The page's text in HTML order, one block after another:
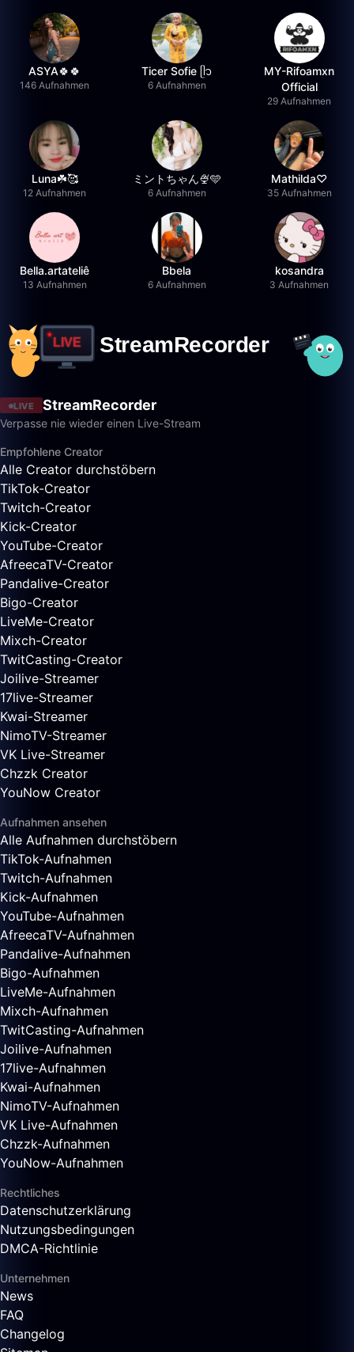
ASYA🍀🍀
146 Aufnahmen
Ticer Sofie ᥫ᭡
6 Aufnahmen
MY-Rifoamxn
Official
29 Aufnahmen
Luna☘️🥰
12 Aufnahmen
ミントちゃん🍨🩵
6 Aufnahmen
Mathilda♡︎
35 Aufnahmen
Bella.artateliê
13 Aufnahmen
Bbela
6 Aufnahmen
kosandra
3 Aufnahmen
LIVE StreamRecorder
Verpasse nie wieder einen Live-Stream
Empfohlene Creator
Alle Creator durchstöbern
TikTok-Creator
Twitch-Creator
Kick-Creator
YouTube-Creator
AfreecaTV-Creator
Pandalive-Creator
Bigo-Creator
LiveMe-Creator
Mixch-Creator
TwitCasting-Creator
Joilive-Streamer
17live-Streamer
Kwai-Streamer
NimoTV-Streamer
VK Live-Streamer
Chzzk Creator
YouNow Creator
Aufnahmen ansehen
Alle Aufnahmen durchstöbern
TikTok-Aufnahmen
Twitch-Aufnahmen
Kick-Aufnahmen
YouTube-Aufnahmen
AfreecaTV-Aufnahmen
Pandalive-Aufnahmen
Bigo-Aufnahmen
LiveMe-Aufnahmen
Mixch-Aufnahmen
TwitCasting-Aufnahmen
Joilive-Aufnahmen
17live-Aufnahmen
Kwai-Aufnahmen
NimoTV-Aufnahmen
VK Live-Aufnahmen
Chzzk-Aufnahmen
YouNow-Aufnahmen
Rechtliches
Datenschutzerklärung
Nutzungsbedingungen
DMCA-Richtlinie
Unternehmen
News
FAQ
Changelog